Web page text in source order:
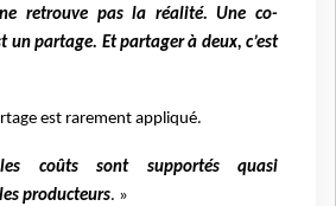
retrouve pas la réalité. Une co-
un partage. Et partager à deux, c’est
est rarement appliqué.
coûts sont supportés quasi
producteurs. »